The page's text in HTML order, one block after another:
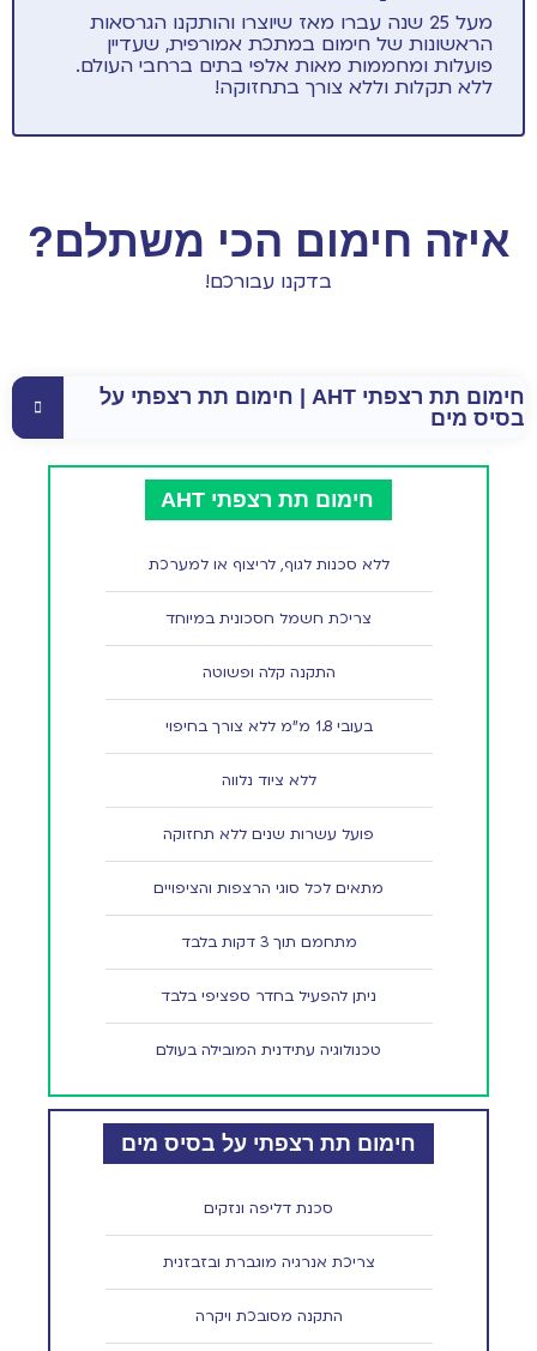
מעל 25 שנה עברו מאז שיוצרו והותקנו הגרסאות
הראשונות של חימום במתכת אמורפית, שעדיין
פועלות ומחממות מאות אלפי בתים ברחבי העולם.
ללא תקלות וללא צורך בתחזוקה!
איזה חימום הכי משתלם?
בדקנו עבורכם!
חימום תת רצפתי AHT | חימום תת רצפתי על
בסיס מים
חימום תת רצפתי AHT
ללא סכנות לגוף, לריצוף או למערכת
צריכת חשמל חסכונית במיוחד
התקנה קלה ופשוטה
בעובי 1.8 מ"מ ללא צורך בחיפוי
ללא ציוד נלווה
פועל עשרות שנים ללא תחזוקה
מתאים לכל סוגי הרצפות והציפויים
מתחמם תוך 3 דקות בלבד
ניתן להפעיל בחדר ספציפי בלבד
טכנולוגיה עתידנית המובילה בעולם
חימום תת רצפתי על בסיס מים
סכנת דליפה ונזקים
צריכת אנרגיה מוגברת ובזבזנית
התקנה מסובכת ויקרה